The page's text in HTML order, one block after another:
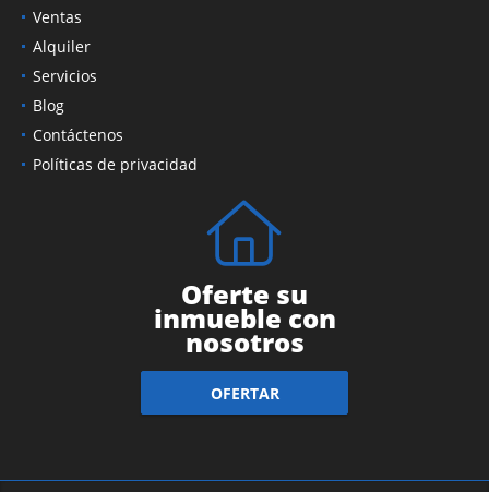
Ventas
Alquiler
Servicios
Blog
Contáctenos
Políticas de privacidad
Oferte su
inmueble con
nosotros
OFERTAR